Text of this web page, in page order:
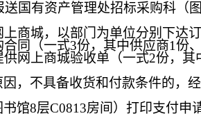
国有资产管理处招标采购科（
商城，以部门为单位分别下达
合同（一式3份，其中供应商1份
网上商城验收单（一式2份，其
因，不具备收货和付款条件的，
书馆8层C0813房间）打印支付申